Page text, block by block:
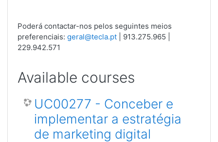
Poderá contactar-nos pelos seguintes meios
preferenciais: geral@tecla.pt | 913.275.965 |
229.942.571
Available courses
UC00277 - Conceber e
implementar a estratégia
de marketing digital